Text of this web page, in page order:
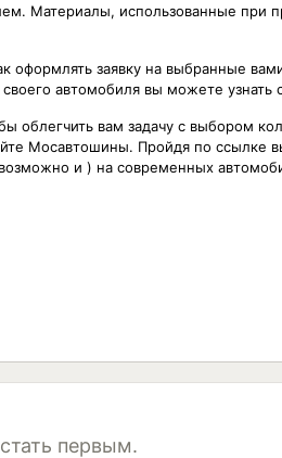
Материалы, использованные при
оформлять заявку на выбранные
автомобиля вы можете
облегчить вам задачу с выбором
Мосавтошины. Пройдя по ссылке
и ) на современных
первым.